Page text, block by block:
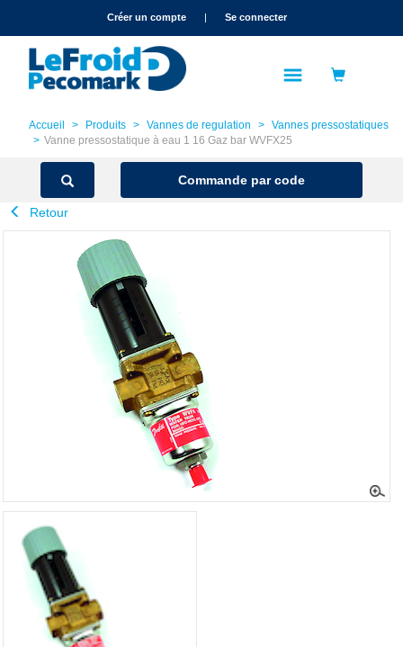
text.skipToNavigationCréer un compte | Se connecter
Accueil Produits Vannes de regulation
Vannes pressostatiques
Vanne pressostatique à eau 1 16 Gaz bar WVFX25
Commande par code
Retour